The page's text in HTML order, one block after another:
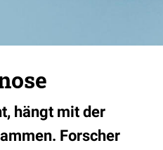
hängt mit der
Forscher